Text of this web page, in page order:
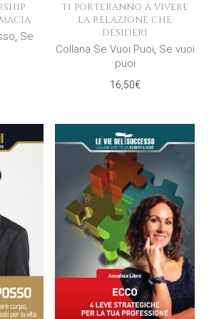
, Se
ti porteranno a vivere
la relazione che
desideri
Collana Se Vuoi Puoi, Se vuoi
puoi
16,50€